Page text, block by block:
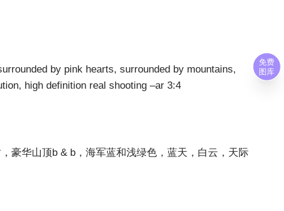
by pink hearts, surrounded by mountains,
high definition real shooting –ar 3:4
豪华山顶b & b，海军蓝和浅绿色，蓝天，白云，天际
免费
图库